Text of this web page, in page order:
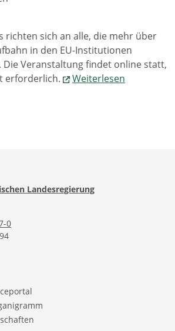
richten sich an alle, die mehr über
in den EU-Institutionen
Veranstaltung findet online statt,
erforderlich.
Weiterlesen
Landesregierung
0